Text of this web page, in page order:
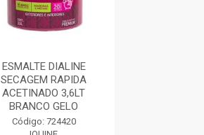
ESMALTE DIALINE
SECAGEM RAPIDA
ACETINADO 3,6LT
BRANCO GELO
Código: 724420